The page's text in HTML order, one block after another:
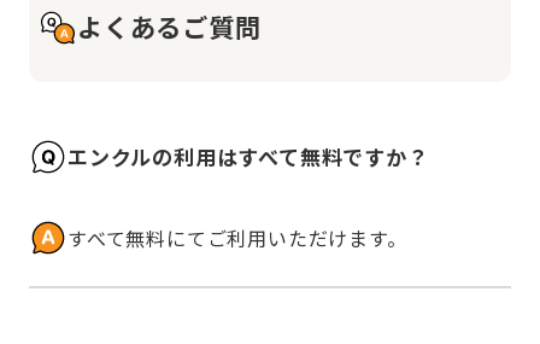
よくあるご質問
エンクルの利用はすべて無料ですか？
すべて無料にてご利用いただけます。